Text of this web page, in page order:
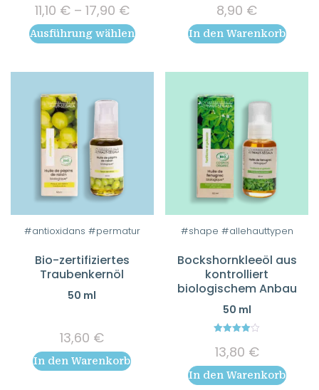
11,10 € – 17,90 €Preisspanne:
11,10 €
bis
Ausführung wählen
Die
Optionen
können
Produktseite
gewählt
werden
out of 5
8,90 €
In den Warenkorb
#antioxidans #permatur
Bio-zertifiziertes
Traubenkernöl
50 ml
13,60 €
In den Warenkorb
#shape #allehauttypen
Bockshornkleeöl aus
kontrolliert
biologischem Anbau
50 ml
out of 5
13,80 €
In den Warenkorb